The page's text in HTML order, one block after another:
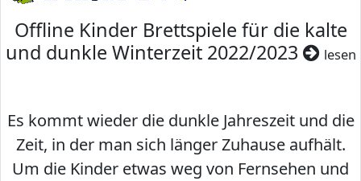
Offline Kinder Brettspiele für die kalte
und dunkle Winterzeit 2022/2023
lesen
Es kommt wieder die dunkle Jahreszeit und die
Zeit, in der man sich länger Zuhause aufhält.
Um die Kinder etwas weg von Fernsehen und